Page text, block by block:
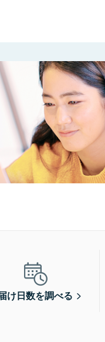
け日数を調べる